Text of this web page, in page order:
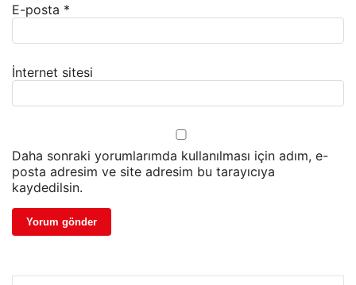
E-posta *
İnternet sitesi
Daha sonraki yorumlarımda kullanılması için adım, e-
posta adresim ve site adresim bu tarayıcıya
kaydedilsin.